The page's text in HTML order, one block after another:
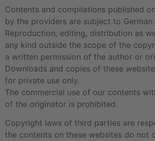
Contents and compilations published
by the providers are subject to
Reproduction, editing, distribution as
any kind outside the scope of the
a written permission of the author or
Downloads and copies of these
for private use only.
The commercial use of our contents
of the originator is prohibited.
Copyright laws of third parties are
the contents on these websites do not